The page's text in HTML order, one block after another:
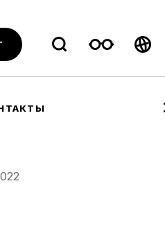
Беларуская